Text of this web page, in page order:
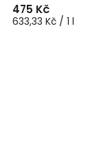
475 Kč
633,33 Kč / 1 l